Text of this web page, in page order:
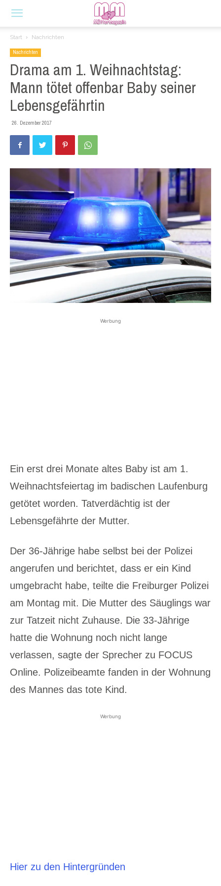
Start Nachrichten
Nachrichten
Drama am 1. Weihnachtstag:
Mann tötet offenbar Baby seiner
Lebensgefährtin
26. Dezember 2017
Werbung
Ein erst drei Monate altes Baby ist am 1.
Weihnachtsfeiertag im badischen Laufenburg
getötet worden. Tatverdächtig ist der
Lebensgefährte der Mutter.
Der 36-Jährige habe selbst bei der Polizei
angerufen und berichtet, dass er ein Kind
umgebracht habe, teilte die Freiburger Polizei
am Montag mit. Die Mutter des Säuglings war
zur Tatzeit nicht Zuhause. Die 33-Jährige
hatte die Wohnung noch nicht lange
verlassen, sagte der Sprecher zu FOCUS
Online. Polizeibeamte fanden in der Wohnung
des Mannes das tote Kind.
Werbung
Hier zu den Hintergründen